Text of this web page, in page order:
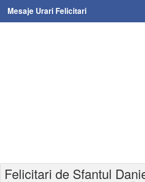
Mesaje Urari Felicitari
Felicitari varsta
Felicitari de Sfantul